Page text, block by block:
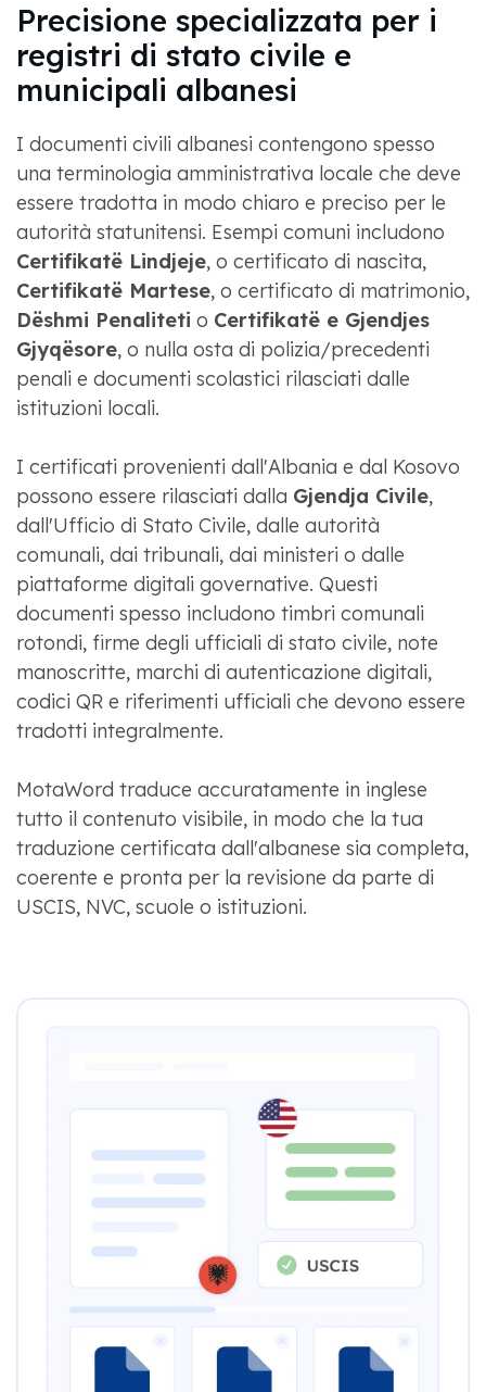
Precisione specializzata per i
registri di stato civile e
municipali albanesi
I documenti civili albanesi contengono spesso
una terminologia amministrativa locale che deve
essere tradotta in modo chiaro e preciso per le
autorità statunitensi. Esempi comuni includono
Certifikatë Lindjeje, o certificato di nascita,
Certifikatë Martese, o certificato di matrimonio,
Dëshmi Penaliteti o Certifikatë e Gjendjes
Gjyqësore, o nulla osta di polizia/precedenti
penali e documenti scolastici rilasciati dalle
istituzioni locali.
I certificati provenienti dall'Albania e dal Kosovo
possono essere rilasciati dalla Gjendja Civile,
dall'Ufficio di Stato Civile, dalle autorità
comunali, dai tribunali, dai ministeri o dalle
piattaforme digitali governative. Questi
documenti spesso includono timbri comunali
rotondi, firme degli ufficiali di stato civile, note
manoscritte, marchi di autenticazione digitali,
codici QR e riferimenti ufficiali che devono essere
tradotti integralmente.
MotaWord traduce accuratamente in inglese
tutto il contenuto visibile, in modo che la tua
traduzione certificata dall'albanese sia completa,
coerente e pronta per la revisione da parte di
USCIS, NVC, scuole o istituzioni.